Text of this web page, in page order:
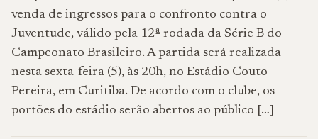
venda de ingressos para o confronto contra o
Juventude, válido pela 12ª rodada da Série B do
Campeonato Brasileiro. A partida será realizada
nesta sexta-feira (5), às 20h, no Estádio Couto
Pereira, em Curitiba. De acordo com o clube, os
portões do estádio serão abertos ao público […]